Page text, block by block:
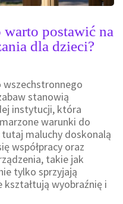
warto postawić na
dla dzieci?
wszechstronnego
stanowią
instytucji, która
warunki do
maluchy doskonalą
współpracy oraz
takie jak
tylko sprzyjają
wyobraźnię i